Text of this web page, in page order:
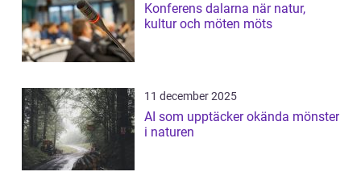
Konferens dalarna när natur,
kultur och möten möts
11 december 2025
AI som upptäcker okända mönster
i naturen